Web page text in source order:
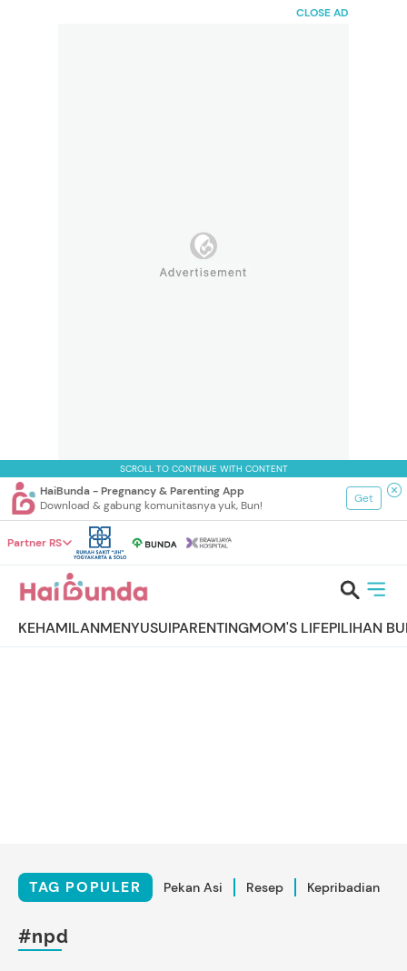
CLOSE AD
SCROLL TO CONTINUE WITH CONTENT
HaiBunda - Pregnancy & Parenting App
Download & gabung komunitasnya yuk, Bun!
Get
Partner RS
KEHAMILANMENYUSUIPARENTINGMOM'S LIFEPILIHAN
TAG POPULER Pekan Asi Resep Kepribadian
#npd